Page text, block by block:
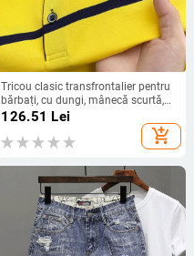
Tricou clasic transfrontalier pentru
bărbați, cu dungi, mânecă scurtă,
de vară, cu rever scurt, tricou de
126.51 Lei
add_shopping_cart